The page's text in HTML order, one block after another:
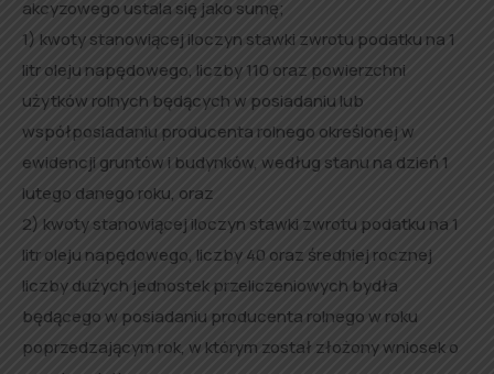
akcyzowego ustala się jako sumę;
1) kwoty stanowiącej iloczyn stawki zwrotu podatku na 1
litr oleju napędowego, liczby 110 oraz powierzchni
użytków rolnych będących w posiadaniu lub
współposiadaniu producenta rolnego określonej w
ewidencji gruntów i budynków, według stanu na dzień 1
lutego danego roku, oraz
2) kwoty stanowiącej iloczyn stawki zwrotu podatku na 1
litr oleju napędowego, liczby 40 oraz średniej rocznej
liczby dużych jednostek przeliczeniowych bydła
będącego w posiadaniu producenta rolnego w roku
poprzedzającym rok, w którym został złożony wniosek o